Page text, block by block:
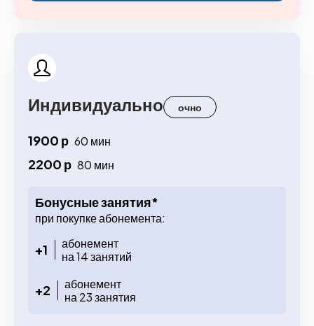
Индивидуально очно
1900 р 60 мин
2200 р 80 мин
Бонусные занятия*
при покупке абонемента:
+1
абонемент
на 14 занятий
+2
абонемент
на 23 занятия